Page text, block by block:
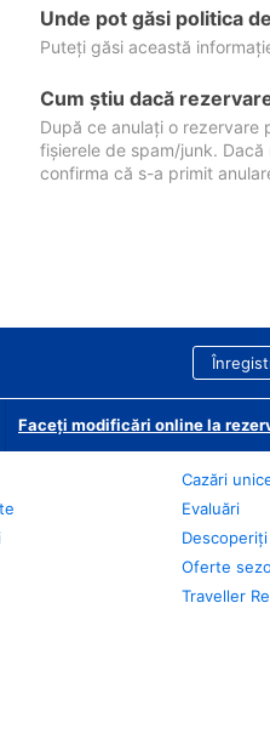
Unde pot găsi politica
Puteți găsi această
Cum ştiu dacă
După ce anulați o rezervare
fișierele de spam/junk.
confirma că s-a primit
Faceți modificări online la
Cazări
Evaluări
Oferte
Traveller